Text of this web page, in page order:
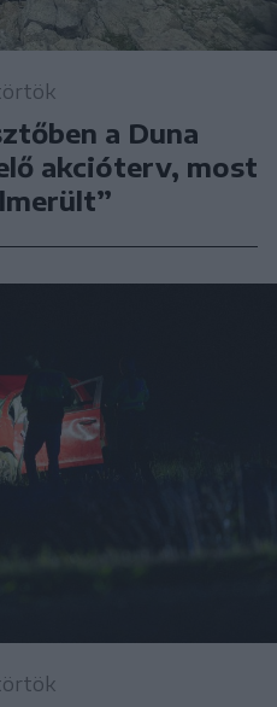
a Duna
akcióterv, most